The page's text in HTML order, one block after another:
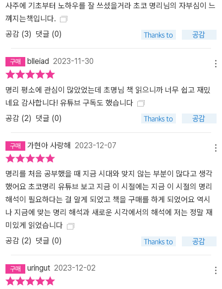
사주에 기초부터 노하우를 잘 쓰셨을거라 초코 명리님의 자부심이 느
껴지는책입니다.
공감 (3) 댓글 (0)
blleiad 2023-11-30
명리 평소에 관심이 많았었는데 초명님 책 읽으니까 너무 쉽고 재밌
네요 감사합니다! 유튜브 구독도 했습니다
공감 (2) 댓글 (0)
가현아 사랑해 2023-12-07
명리를 처음 공부했을 때 지금 시대와 맞지 않는 부분이 많다고 생각
했어요 초코명리 유튜브 보고 지금 이 시절에는 지금 이 시절의 명리
해석이 필요하다는 걸 알게 되었고 책을 구매를 하게 되었어요 역시
나 지금에 맞는 명리 해석과 새로운 시각에서의 해석에 저는 정말 재
미있게 읽었습니다
공감 (2) 댓글 (0)
uringut 2023-12-02